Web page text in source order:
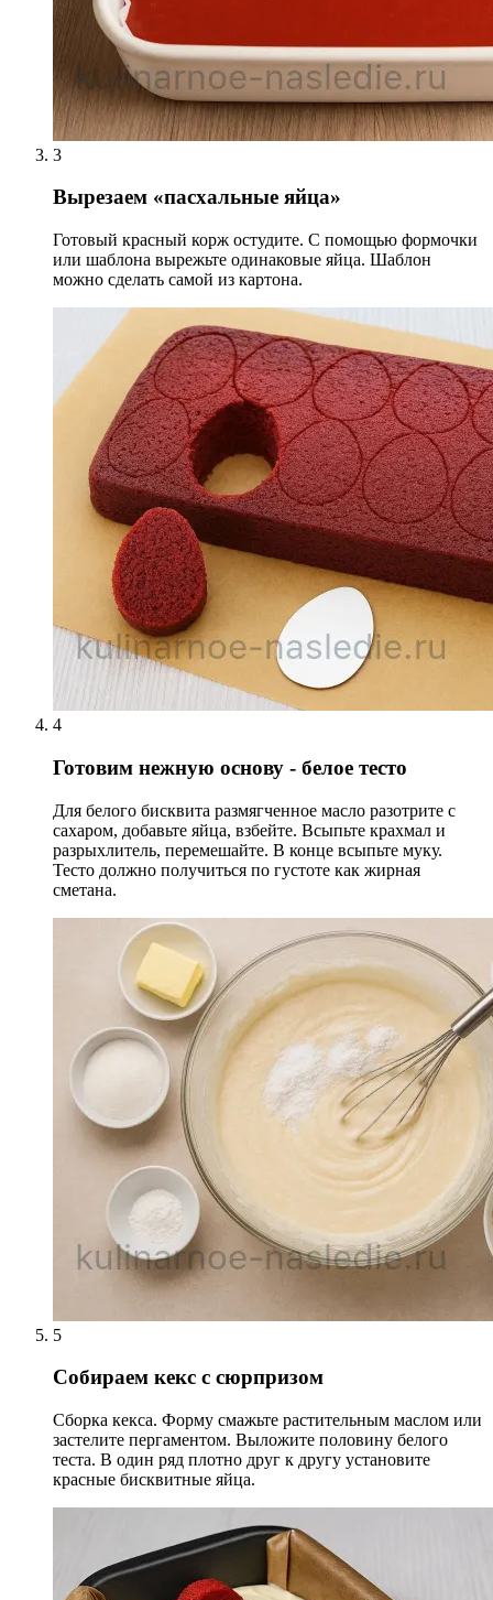
3
Вырезаем «пасхальные яйца»
Готовый красный корж остудите. С помощью формочки
или шаблона вырежьте одинаковые яйца. Шаблон
можно сделать самой из картона.
4
Готовим нежную основу - белое тесто
Для белого бисквита размягченное масло разотрите с
сахаром, добавьте яйца, взбейте. Всыпьте крахмал и
разрыхлитель, перемешайте. В конце всыпьте муку.
Тесто должно получиться по густоте как жирная
сметана.
5
Собираем кекс с сюрпризом
Сборка кекса. Форму смажьте растительным маслом или
застелите пергаментом. Выложите половину белого
теста. В один ряд плотно друг к другу установите
красные бисквитные яйца.